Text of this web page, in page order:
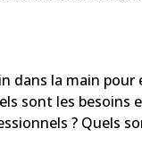
dans la main
sont les besoins
? Quels